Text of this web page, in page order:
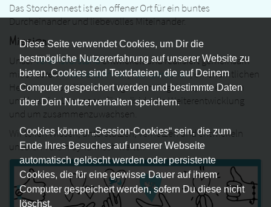
Diese Seite verwendet Cookies, um Dir die
bestmögliche Nutzererfahrung auf unserer Website zu
bieten. Cookies sind Textdateien, die auf Deinem
Computer gespeichert werden und bestimmte Daten
über Dein Nutzerverhalten speichern.
Cookies können „Session-Cookies“ sein, die zum
Ende Ihres Besuches auf unserer Webseite
automatisch gelöscht werden oder persistente
Cookies, die für eine gewisse Dauer auf ihrem
Computer gespeichert werden, sofern Du diese nicht
löschst.
Das Storchennest ist ein offener Ort für ein buntes
Durcheinander und liebevolles Miteinander.
Mission
UnserVereinsvorstandentwickelt und realisiert gemeinsam
mit unserenMitarbeiterInnen,Fachpersonen, ehrenamtlichen
HelferInnen und Vereinsmitgliedern Angebote, neue Ideen
und kreative Lösungen, für individuelle Weiterentwicklung
und um zusammenzuwachsen.
Wir teilen Wissen, unterstützen, vernetzen und entwickeln
unseren Verein dynamisch weiter.